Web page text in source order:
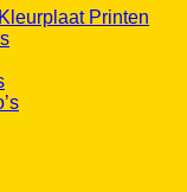
Printen